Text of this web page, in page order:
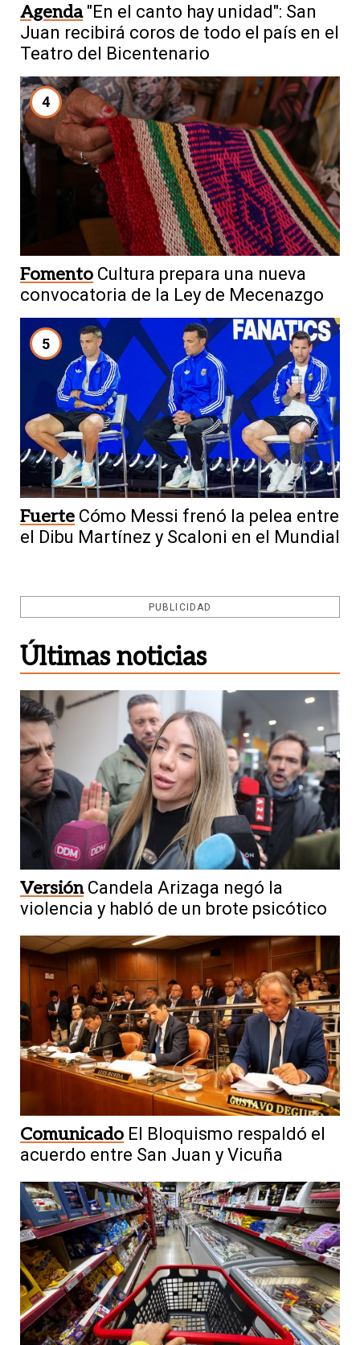
Agenda "En el canto hay unidad": San
Juan recibirá coros de todo el país en el
Teatro del Bicentenario
4
Fomento Cultura prepara una nueva
convocatoria de la Ley de Mecenazgo
5
Fuerte Cómo Messi frenó la pelea entre
el Dibu Martínez y Scaloni en el Mundial
PUBLICIDAD
Últimas noticias
Versión Candela Arizaga negó la
violencia y habló de un brote psicótico
Comunicado El Bloquismo respaldó el
acuerdo entre San Juan y Vicuña